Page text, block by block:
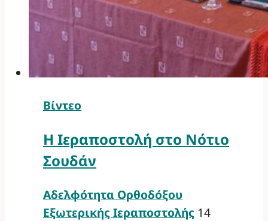
Βίντεο
Η Ιεραποστολή στο Νότιο
Σουδάν
Αδελφότητα Ορθοδόξου
Εξωτερικής Ιεραποστολής 14